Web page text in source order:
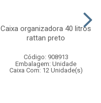
Caixa organizadora 40 litros
rattan preto
Código: 908913
Embalagem: Unidade
Caixa Com: 12 Unidade(s)